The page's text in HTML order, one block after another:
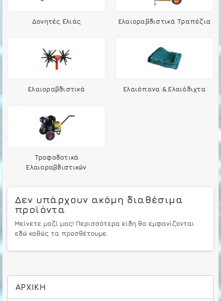
ΑΡΧΙΚΉ
Δονητές Ελιάς Ελαιοραβδιστικά Τραπέζια
Ελαιοραβδιστικά Ελαιόπανα & Ελαιόδιχτα
Τροφοδοτικά
Ελαιοραβδιστικών
Δεν υπάρχουν ακόμη διαθέσιμα
προϊόντα
Μείνετε μαζί μας! Περισσότερα είδη θα εμφανίζονται
εδώ καθώς τα προσθέτουμε.